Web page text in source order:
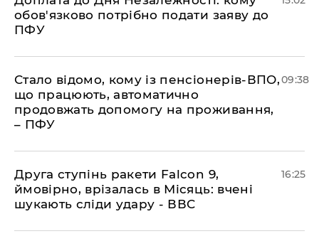
обов'язково потрібно подати заяву до
ПФУ
Стало відомо, кому із пенсіонерів-ВПО,
що працюють, автоматично
продовжать допомогу на проживання,
– ПФУ
09:38
​Друга ступінь ракети Falcon 9,
ймовірно, врізалась в Місяць: вчені
шукають сліди удару - ВВС
16:25